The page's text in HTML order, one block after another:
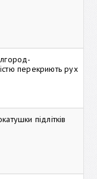
перекриють рух
підлітків